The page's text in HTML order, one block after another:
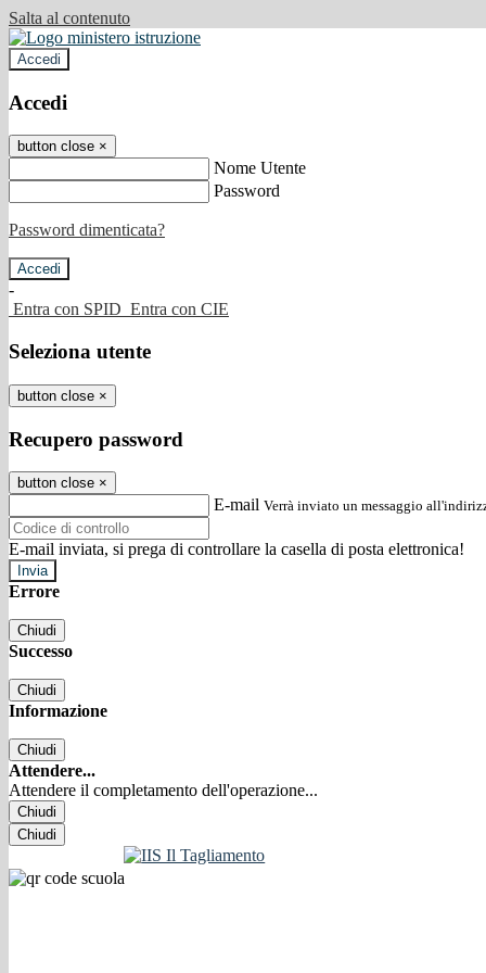
Salta al contenuto
Accedi
Accedi
button close ×
Nome Utente
Password
Password dimenticata?
-
Entra con SPID Entra con CIE
Seleziona utente
button close ×
Recupero password
button close ×
E-mail Verrà inviato un messaggio
E-mail inviata, si prega di controllare la casella di posta elettronica!
Errore
Chiudi
Successo
Chiudi
Informazione
Chiudi
Attendere...
Attendere il completamento dell'operazione...
Chiudi
Chiudi